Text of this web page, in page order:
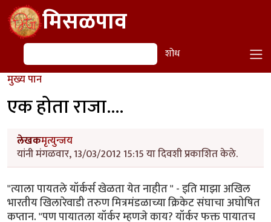
Skip to main contentमिसळपाव
शोध शोध
मुख्य पान
एक होता राजा....
लेखकमृत्युन्जय
यांनी मंगळवार, 13/03/2012 15:15 या दिवशी प्रकाशित केले.
"त्याला पायतले यॉर्कर्स खेळता येत नाहीत " - इति माझा अखिल
भारतीय खिलारेवाडी तरुण मित्रमंडळाच्या क्रिकेट संघाचा अघोषित
कप्तान. "पण पायातला यॉर्कर म्हणजे काय? यॉर्कर फक्त पायातच